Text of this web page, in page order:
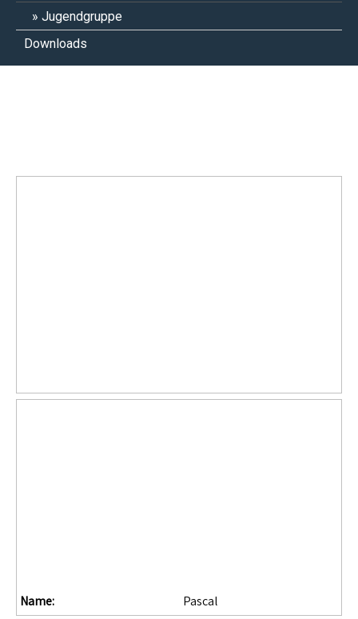
Jugendgruppe
Downloads
Name: Pascal